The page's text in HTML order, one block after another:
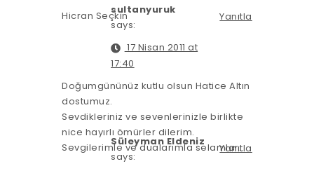
Hicran Seçkin Yanıtla
sultanyuruk
says:
17 Nisan 2011 at
17:40
Doğumgününüz kutlu olsun Hatice Altın
dostumuz.
Sevdikleriniz ve sevenlerinizle birlikte
nice hayırlı ömürler dilerim.
Sevgilerimle ve dualarımla selamlar…
Yanıtla
Süleyman Eldeniz
says: